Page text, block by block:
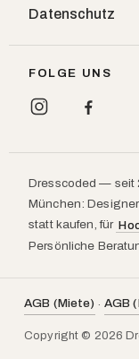
Datenschutz
FOLGE UNS
Dresscoded — seit
München:
statt kaufen, für
Persönliche
AGB (Miete)· AGB
Copyright © 2026